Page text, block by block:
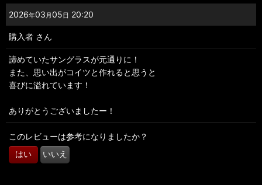
2026年03 月05日 20:20
購入者 さん
諦めていたサングラスが元通りに！
また、思い出がコイツと作れると思うと
喜びに溢れています！
ありがとうございましたー！
このレビューは参考になりましたか？
はい いいえ